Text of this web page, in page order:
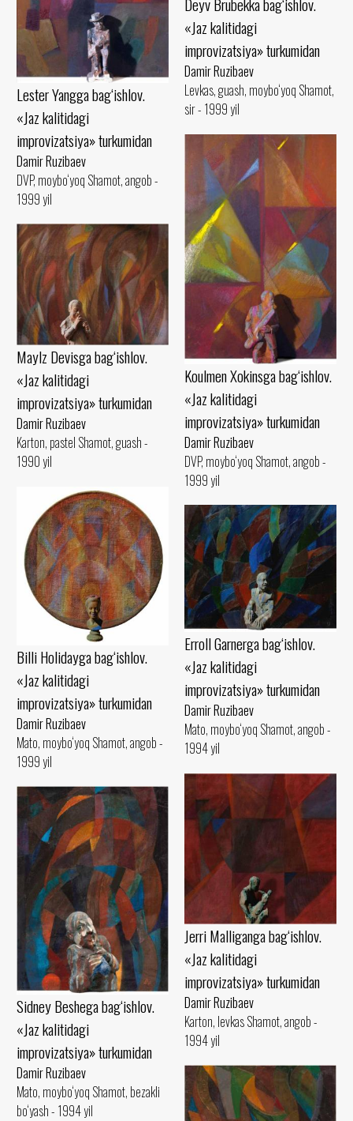
Lester Yangga bag‘ishlov.
«Jaz kalitidagi
improvizatsiya» turkumidan
Damir Ruzibaev
DVP, moybo‘yoq Shamot, angob -
1999 yil
«Jaz kalitidagi
improvizatsiya» turkumidan
Damir Ruzibaev
Levkas, guash, moybo‘yoq Shamot,
sir - 1999 yil
Koulmen Xokinsga bag‘ishlov.
«Jaz kalitidagi
improvizatsiya» turkumidan
Damir Ruzibaev
DVP, moybo‘yoq Shamot, angob -
1999 yil
Maylz Devisga bag‘ishlov.
«Jaz kalitidagi
improvizatsiya» turkumidan
Damir Ruzibaev
Karton, pastel Shamot, guash -
1990 yil
Billi Holidayga bag‘ishlov.
«Jaz kalitidagi
improvizatsiya» turkumidan
Damir Ruzibaev
Mato, moybo‘yoq Shamot, angob -
1999 yil
Erroll Garnerga bag‘ishlov.
«Jaz kalitidagi
improvizatsiya» turkumidan
Damir Ruzibaev
Mato, moybo‘yoq Shamot, angob -
1994 yil
Jerri Malliganga bag‘ishlov.
«Jaz kalitidagi
improvizatsiya» turkumidan
Damir Ruzibaev
Karton, levkas Shamot, angob -
1994 yil
Sidney Beshega bag‘ishlov.
«Jaz kalitidagi
improvizatsiya» turkumidan
Damir Ruzibaev
Mato, moybo‘yoq Shamot, bezakli
bo‘yash - 1994 yil